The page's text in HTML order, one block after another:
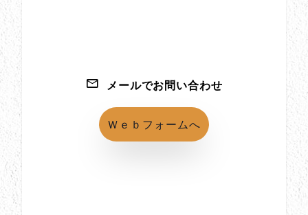
メールでお問い合わせ
Ｗｅｂフォームへ